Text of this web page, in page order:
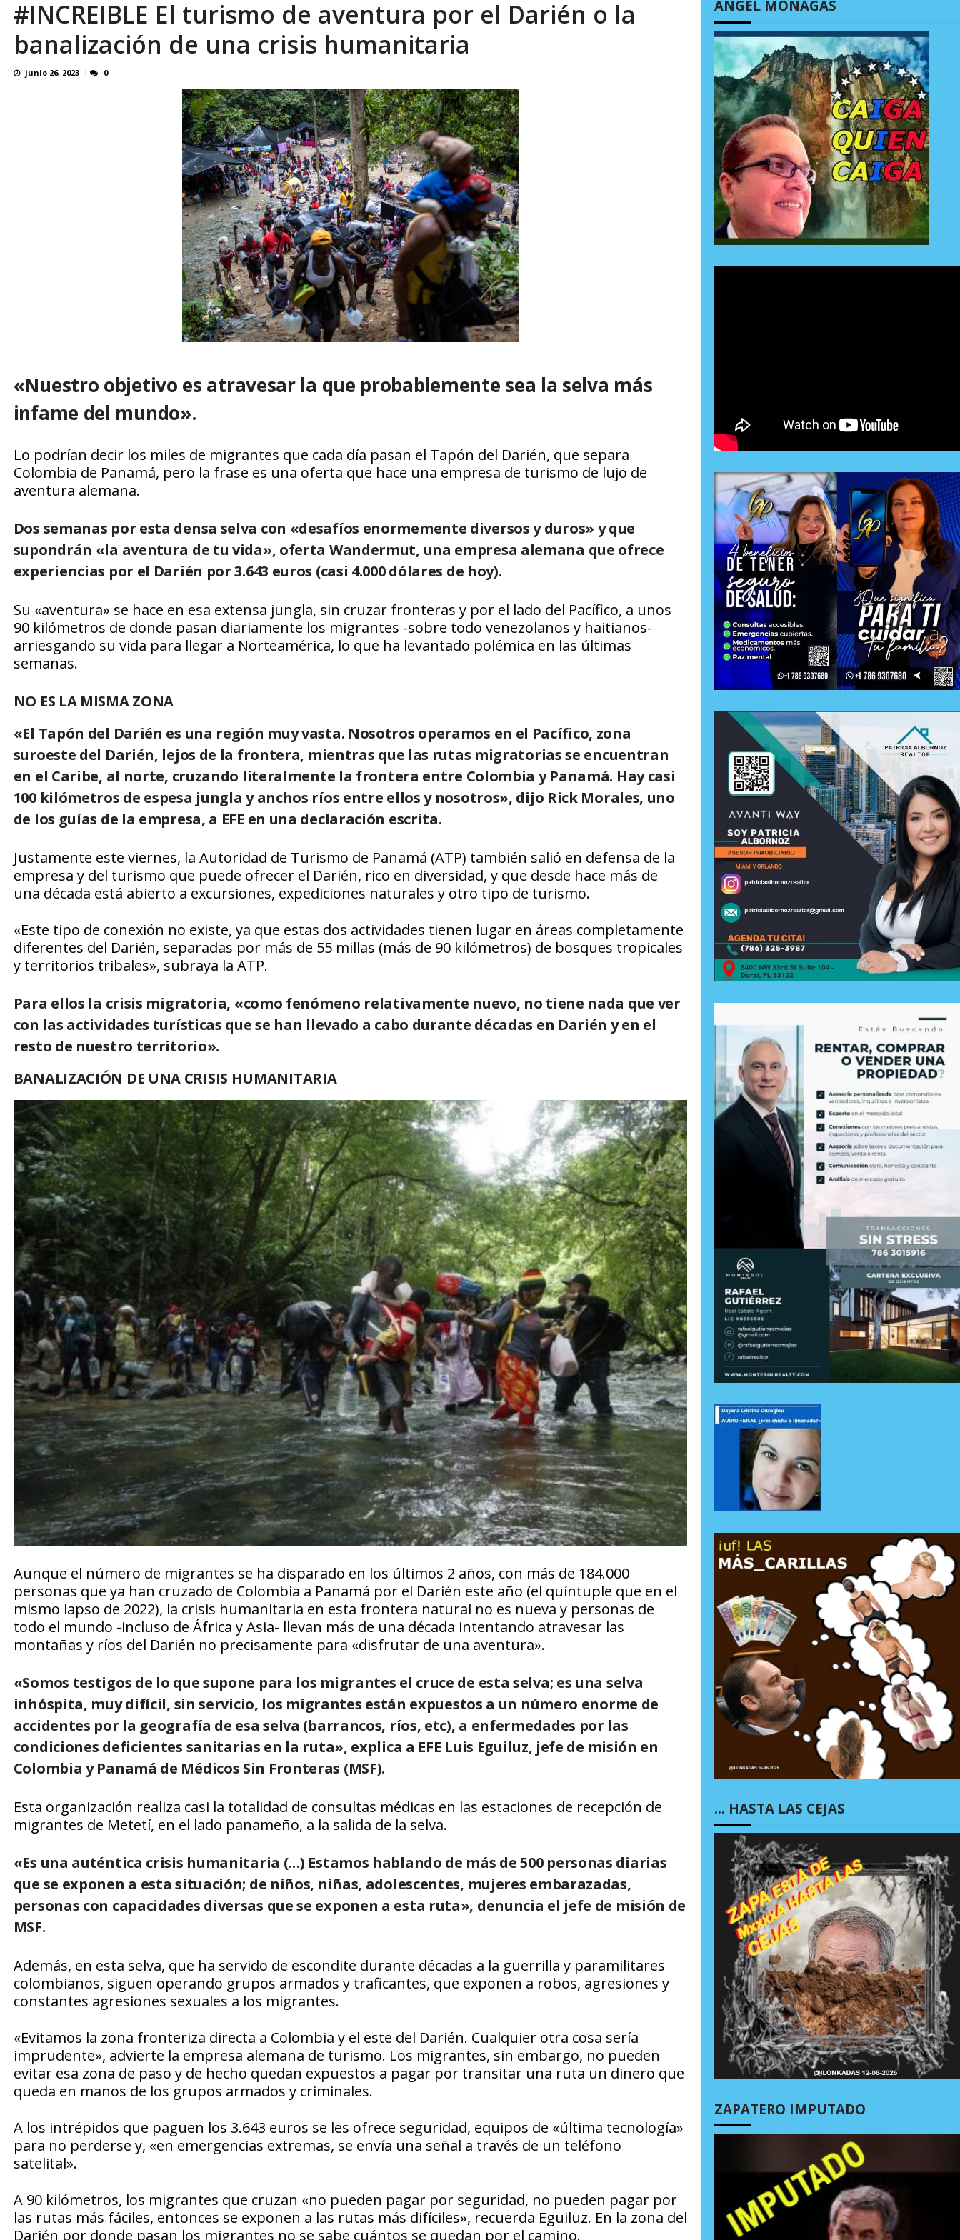
El vuelo 164/ El riesgo de convertir el 3 de enero en un evento fútil. Soc. Ende... AGOSTO 8, 2026
#INCREIBLE El turismo de aventura por el Darién o la
banalización de una crisis humanitaria
junio 26, 2023 0
«Nuestro objetivo es atravesar la que probablemente sea la selva más
infame del mundo».
Lo podrían decir los miles de migrantes que cada día pasan el Tapón del Darién, que separa
Colombia de Panamá, pero la frase es una oferta que hace una empresa de turismo de lujo de
aventura alemana.
Dos semanas por esta densa selva con «desafíos enormemente diversos y duros» y que
supondrán «la aventura de tu vida», oferta Wandermut, una empresa alemana que ofrece
experiencias por el Darién por 3.643 euros (casi 4.000 dólares de hoy).
Su «aventura» se hace en esa extensa jungla, sin cruzar fronteras y por el lado del Pacífico, a unos
90 kilómetros de donde pasan diariamente los migrantes -sobre todo venezolanos y haitianos-
arriesgando su vida para llegar a Norteamérica, lo que ha levantado polémica en las últimas
semanas.
NO ES LA MISMA ZONA
«El Tapón del Darién es una región muy vasta. Nosotros operamos en el Pacífico, zona
suroeste del Darién, lejos de la frontera, mientras que las rutas migratorias se encuentran
en el Caribe, al norte, cruzando literalmente la frontera entre Colombia y Panamá. Hay casi
100 kilómetros de espesa jungla y anchos ríos entre ellos y nosotros», dijo Rick Morales, uno
de los guías de la empresa, a EFE en una declaración escrita.
Justamente este viernes, la Autoridad de Turismo de Panamá (ATP) también salió en defensa de la
empresa y del turismo que puede ofrecer el Darién, rico en diversidad, y que desde hace más de
una década está abierto a excursiones, expediciones naturales y otro tipo de turismo.
«Este tipo de conexión no existe, ya que estas dos actividades tienen lugar en áreas completamente
diferentes del Darién, separadas por más de 55 millas (más de 90 kilómetros) de bosques tropicales
y territorios tribales», subraya la ATP.
Para ellos la crisis migratoria, «como fenómeno relativamente nuevo, no tiene nada que ver
con las actividades turísticas que se han llevado a cabo durante décadas en Darién y en el
resto de nuestro territorio».
BANALIZACIÓN DE UNA CRISIS HUMANITARIA
Aunque el número de migrantes se ha disparado en los últimos 2 años, con más de 184.000
personas que ya han cruzado de Colombia a Panamá por el Darién este año (el quíntuple que en el
mismo lapso de 2022), la crisis humanitaria en esta frontera natural no es nueva y personas de
todo el mundo -incluso de África y Asia- llevan más de una década intentando atravesar las
montañas y ríos del Darién no precisamente para «disfrutar de una aventura».
«Somos testigos de lo que supone para los migrantes el cruce de esta selva; es una selva
inhóspita, muy difícil, sin servicio, los migrantes están expuestos a un número enorme de
accidentes por la geografía de esa selva (barrancos, ríos, etc), a enfermedades por las
condiciones deficientes sanitarias en la ruta», explica a EFE Luis Eguiluz, jefe de misión en
Colombia y Panamá de Médicos Sin Fronteras (MSF).
Esta organización realiza casi la totalidad de consultas médicas en las estaciones de recepción de
migrantes de Metetí, en el lado panameño, a la salida de la selva.
«Es una auténtica crisis humanitaria (…) Estamos hablando de más de 500 personas diarias
que se exponen a esta situación; de niños, niñas, adolescentes, mujeres embarazadas,
personas con capacidades diversas que se exponen a esta ruta», denuncia el jefe de misión de
MSF.
Además, en esta selva, que ha servido de escondite durante décadas a la guerrilla y paramilitares
colombianos, siguen operando grupos armados y traficantes, que exponen a robos, agresiones y
constantes agresiones sexuales a los migrantes.
«Evitamos la zona fronteriza directa a Colombia y el este del Darién. Cualquier otra cosa sería
imprudente», advierte la empresa alemana de turismo. Los migrantes, sin embargo, no pueden
evitar esa zona de paso y de hecho quedan expuestos a pagar por transitar una ruta un dinero que
queda en manos de los grupos armados y criminales.
A los intrépidos que paguen los 3.643 euros se les ofrece seguridad, equipos de «última tecnología»
para no perderse y, «en emergencias extremas, se envía una señal a través de un teléfono
satelital».
A 90 kilómetros, los migrantes que cruzan «no pueden pagar por seguridad, no pueden pagar por
las rutas más fáciles, entonces se exponen a las rutas más difíciles», recuerda Eguiluz. En la zona del
Darién por donde pasan los migrantes no se sabe cuántos se quedan por el camino.
ÁNGEL MONAGAS
… HASTA LAS CEJAS
ZAPATERO IMPUTADO